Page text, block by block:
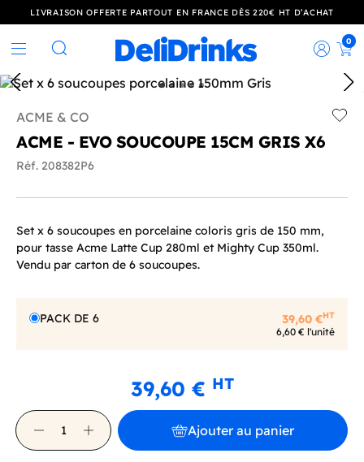
LIVRAISON OFFERTE PARTOUT EN FRANCE DÈS 220€ HT D’ACHAT
Rechercher
0
ACME & CO
ACME - EVO SOUCOUPE 15CM GRIS X6
Réf. 208382P6
Set x 6 soucoupes en porcelaine coloris gris de 150 mm,
pour tasse Acme Latte Cup 280ml et Mighty Cup 350ml.
Vendu par carton de 6 soucoupes.
PACK DE 6 39,60 €HT
6,60 € l'unité
39,60 € HT
Ajouter au panier